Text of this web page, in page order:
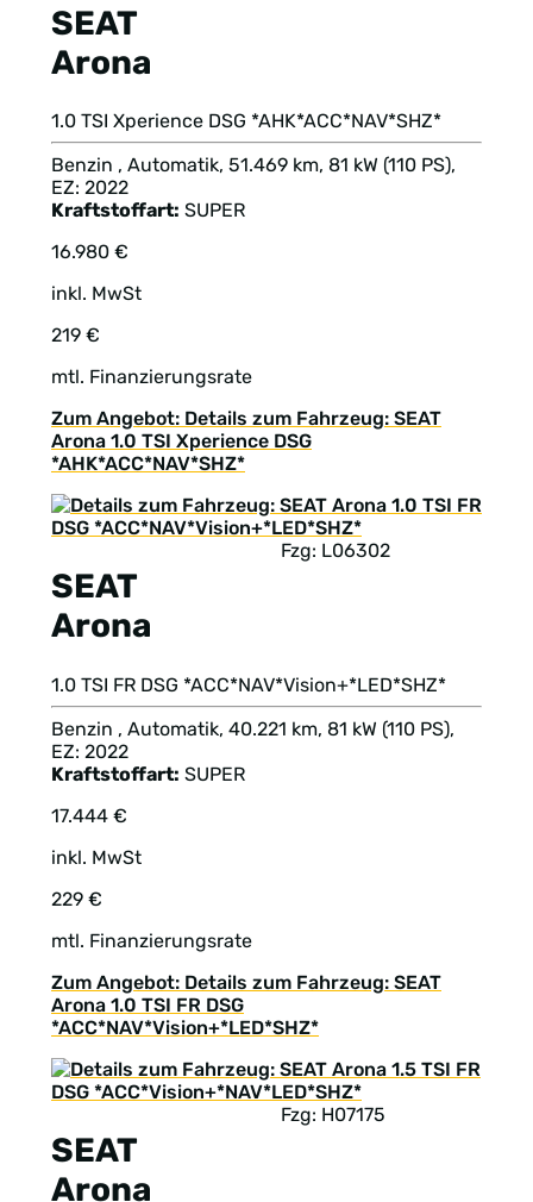
SEAT
Arona
1.0 TSI Xperience DSG *AHK*ACC*NAV*SHZ*
Benzin , Automatik, 51.469 km, 81 kW (110 PS),
EZ: 2022
Kraftstoffart: SUPER
16.980 €
inkl. MwSt
219 €
mtl. Finanzierungsrate
Zum Angebot: Details zum Fahrzeug: SEAT
Arona 1.0 TSI Xperience DSG
*AHK*ACC*NAV*SHZ*
SEAT
Arona
Fzg: L06302
1.0 TSI FR DSG *ACC*NAV*Vision+*LED*SHZ*
Benzin , Automatik, 40.221 km, 81 kW (110 PS),
EZ: 2022
Kraftstoffart: SUPER
17.444 €
inkl. MwSt
229 €
mtl. Finanzierungsrate
Zum Angebot: Details zum Fahrzeug: SEAT
Arona 1.0 TSI FR DSG
*ACC*NAV*Vision+*LED*SHZ*
SEAT
Arona
Fzg: H07175